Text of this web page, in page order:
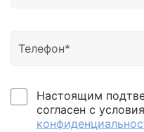
Настоящим
согласен с